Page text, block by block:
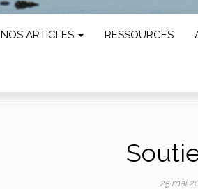
NOS ARTICLES RESSOURCES
25 mai